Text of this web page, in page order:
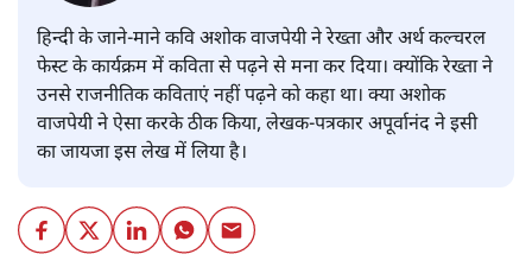
हिन्दी के जाने-माने कवि अशोक वाजपेयी ने रेख्ता और अर्थ कल्चरल
फेस्ट के कार्यक्रम में कविता से पढ़ने से मना कर दिया। क्योंकि रेख्ता ने
उनसे राजनीतिक कविताएं नहीं पढ़ने को कहा था। क्या अशोक
वाजपेयी ने ऐसा करके ठीक किया, लेखक-पत्रकार अपूर्वानंद ने इसी
का जायजा इस लेख में लिया है।